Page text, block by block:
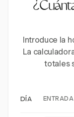
Introduce la
La
totales
DÍA ENTRADA